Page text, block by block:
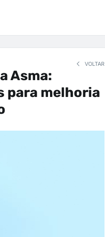
VOLTAR
Asma:
para melhoria